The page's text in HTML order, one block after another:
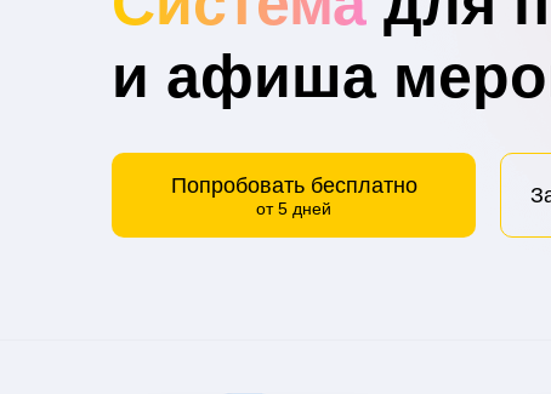
Попробовать бесплатно
от 5 дней
и афиша